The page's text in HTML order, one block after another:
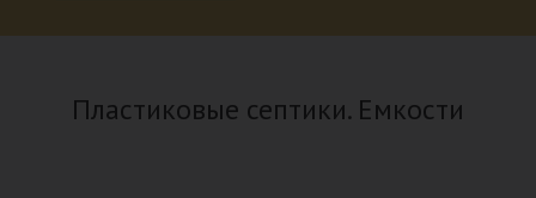
Пластиковые септики. Емкости